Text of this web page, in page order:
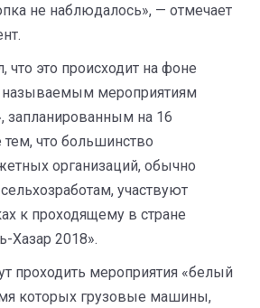
не наблюдалось», — отмечает
что это происходит на фоне
называемым мероприятиям
запланированным на 16
тем, что большинство
организаций, обычно
участвуют
к проходящему в стране
Хазар 2018».
проходить мероприятия «белый
которых грузовые машины,